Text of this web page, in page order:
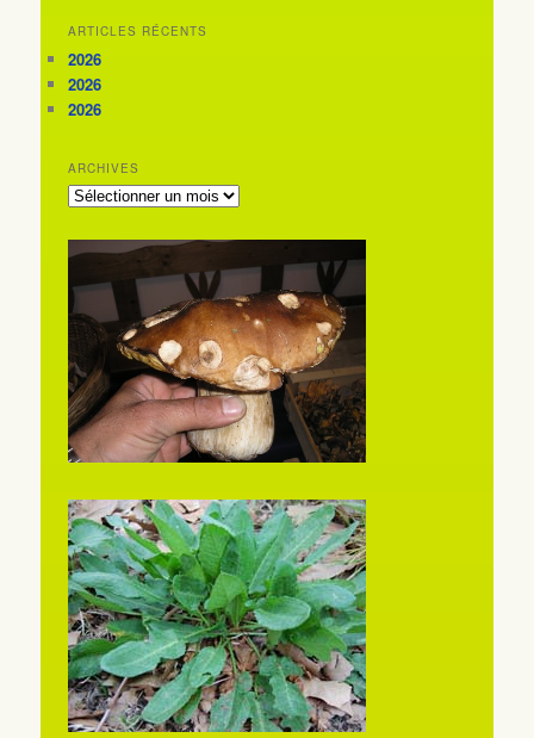
ARTICLES RÉCENTS
2026
2026
2026
ARCHIVES
ARCHIVES